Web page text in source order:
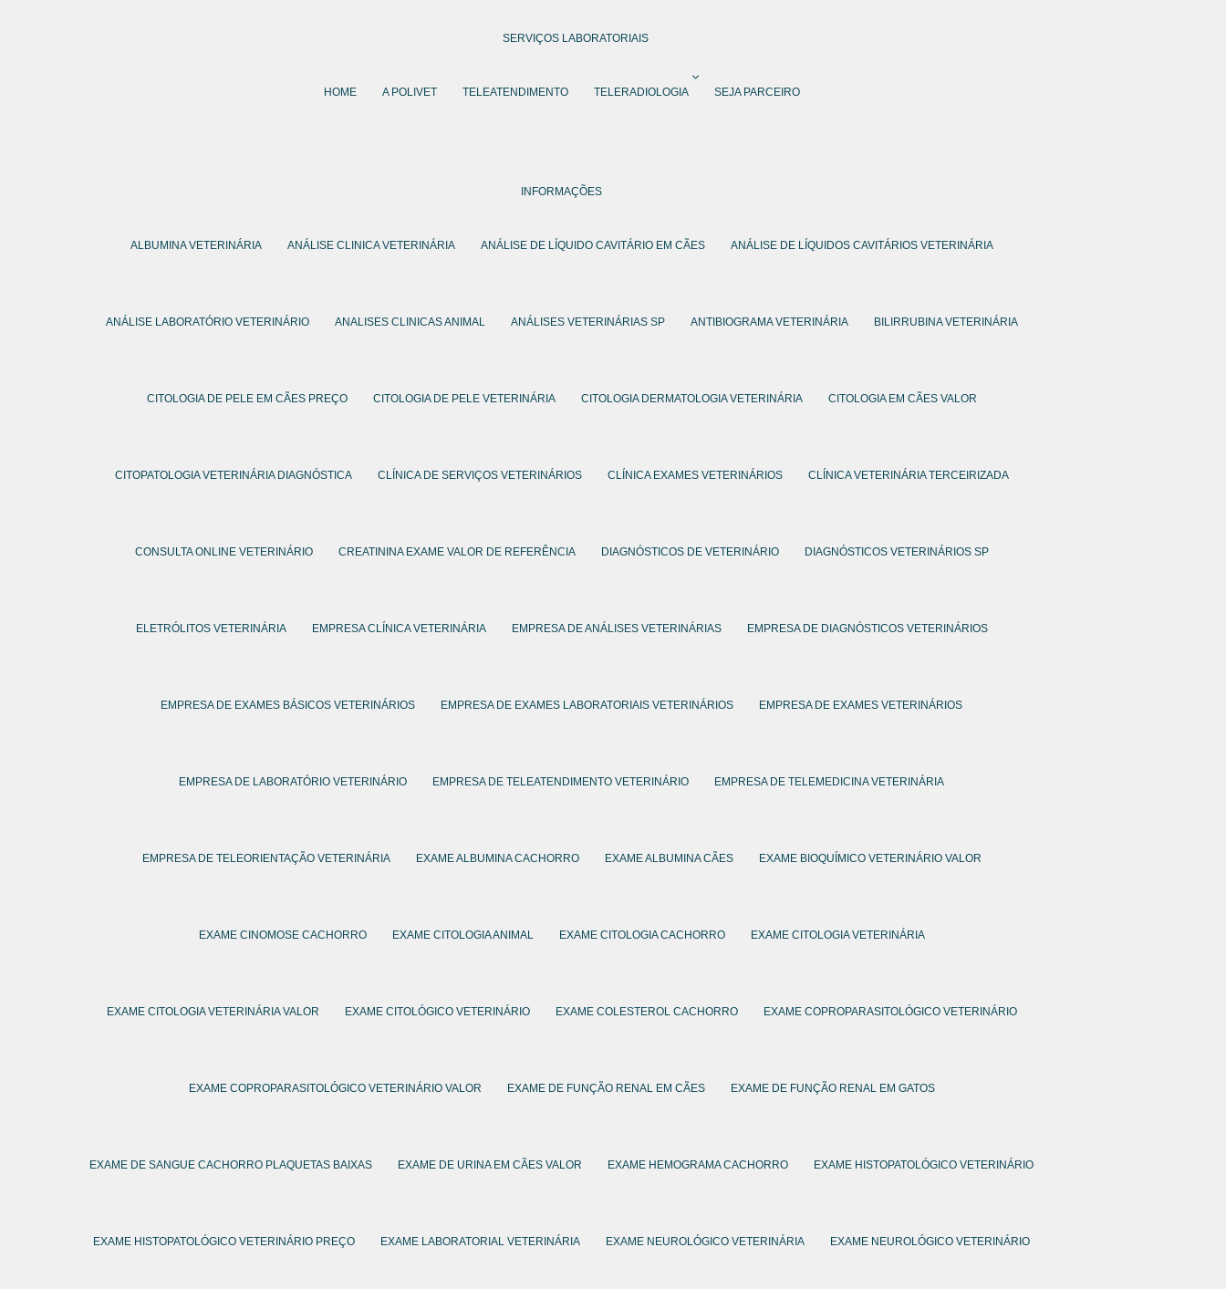
HOME A POLIVET
SERVIÇOS LABORATORIAIS
TELEATENDIMENTO TELERADIOLOGIA SEJA PARCEIRO
INFORMAÇÕES
ALBUMINA VETERINÁRIA ANÁLISE CLINICA VETERINÁRIA ANÁLISE DE LÍQUIDO CAVITÁRIO EM CÃES ANÁLISE DE LÍQUIDOS CAVITÁRIOS VETERINÁRIA
ANÁLISE LABORATÓRIO VETERINÁRIO ANALISES CLINICAS ANIMAL ANÁLISES VETERINÁRIAS SP ANTIBIOGRAMA VETERINÁRIA BILIRRUBINA VETERINÁRIA
CITOLOGIA DE PELE EM CÃES PREÇO CITOLOGIA DE PELE VETERINÁRIA CITOLOGIA DERMATOLOGIA VETERINÁRIA CITOLOGIA EM CÃES VALOR
CITOPATOLOGIA VETERINÁRIA DIAGNÓSTICA CLÍNICA DE SERVIÇOS VETERINÁRIOS CLÍNICA EXAMES VETERINÁRIOS CLÍNICA VETERINÁRIA TERCEIRIZADA
CONSULTA ONLINE VETERINÁRIO CREATININA EXAME VALOR DE REFERÊNCIA DIAGNÓSTICOS DE VETERINÁRIO DIAGNÓSTICOS VETERINÁRIOS SP
ELETRÓLITOS VETERINÁRIA EMPRESA CLÍNICA VETERINÁRIA EMPRESA DE ANÁLISES VETERINÁRIAS EMPRESA DE DIAGNÓSTICOS VETERINÁRIOS
EMPRESA DE EXAMES BÁSICOS VETERINÁRIOS EMPRESA DE EXAMES LABORATORIAIS VETERINÁRIOS EMPRESA DE EXAMES VETERINÁRIOS
EMPRESA DE LABORATÓRIO VETERINÁRIO EMPRESA DE TELEATENDIMENTO VETERINÁRIO EMPRESA DE TELEMEDICINA VETERINÁRIA
EMPRESA DE TELEORIENTAÇÃO VETERINÁRIA EXAME ALBUMINA CACHORRO EXAME ALBUMINA CÃES EXAME BIOQUÍMICO VETERINÁRIO VALOR
EXAME CINOMOSE CACHORRO EXAME CITOLOGIA ANIMAL EXAME CITOLOGIA CACHORRO EXAME CITOLOGIA VETERINÁRIA
EXAME CITOLOGIA VETERINÁRIA VALOR EXAME CITOLÓGICO VETERINÁRIO EXAME COLESTEROL CACHORRO EXAME COPROPARASITOLÓGICO VETERINÁRIO
EXAME COPROPARASITOLÓGICO VETERINÁRIO VALOR EXAME DE FUNÇÃO RENAL EM CÃES EXAME DE FUNÇÃO RENAL EM GATOS
EXAME DE SANGUE CACHORRO PLAQUETAS BAIXAS EXAME DE URINA EM CÃES VALOR EXAME HEMOGRAMA CACHORRO EXAME HISTOPATOLÓGICO VETERINÁRIO
EXAME HISTOPATOLÓGICO VETERINÁRIO PREÇO EXAME LABORATORIAL VETERINÁRIA EXAME NEUROLÓGICO VETERINÁRIA EXAME NEUROLÓGICO VETERINÁRIO